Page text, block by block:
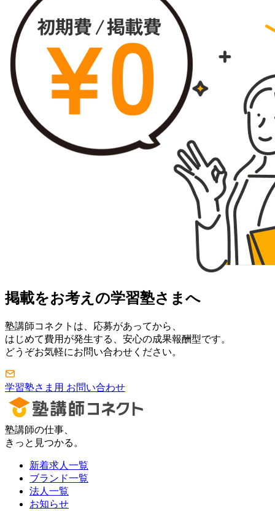
掲載をお考えの学習塾さまへ
塾講師コネクトは、応募があってから、
はじめて費用が発生する、安心の成果報酬型です。
どうぞお気軽にお問い合わせください。
学習塾さま用 お問い合わせ
塾講師の仕事、
きっと見つかる。
新着求人一覧
ブランド一覧
法人一覧
お知らせ